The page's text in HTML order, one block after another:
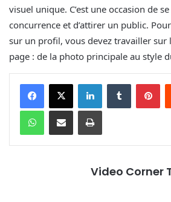
visuel unique. C’est une occasion de
concurrence et d’attirer un public.
sur un profil, vous devez travailler sur
page : de la photo principale au style
LinkedinTumblr
WhatsAppPartager par email Imprimer
Video Corner